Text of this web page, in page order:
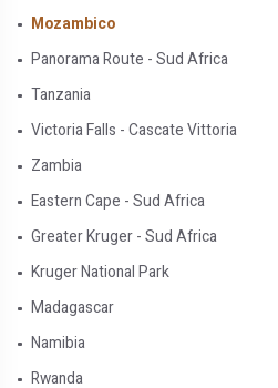
Mozambico
Panorama Route - Sud Africa
Tanzania
Victoria Falls - Cascate Vittoria
Zambia
Eastern Cape - Sud Africa
Greater Kruger - Sud Africa
Kruger National Park
Madagascar
Namibia
Rwanda